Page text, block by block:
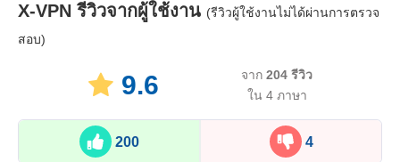
X-VPN รีวิวจากผู้ใช้งาน (รีวิวผู้ใช้งานไม่ได้ผ่านการตรวจ
สอบ)
9.6 จาก204 รีวิว
ใน 4 ภาษา
200 4